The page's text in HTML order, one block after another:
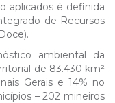
aplicados é definida
de Recursos
ambiental da
de 83.430 km²
Gerais e 14% no
– 202 mineiros